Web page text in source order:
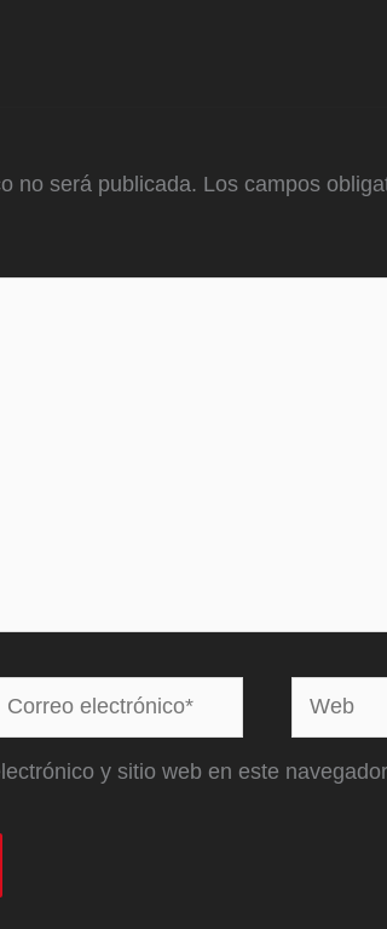
no será publicada. Los campos
Correo
Web
y sitio web en este